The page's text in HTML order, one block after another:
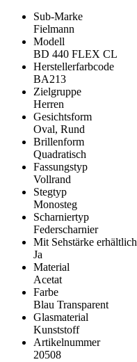
Sub-Marke
Fielmann
Modell
BD 440 FLEX CL
Herstellerfarbcode
BA213
Zielgruppe
Herren
Gesichtsform
Oval, Rund
Brillenform
Quadratisch
Fassungstyp
Vollrand
Stegtyp
Monosteg
Scharniertyp
Federscharnier
Mit Sehstärke erhältlich
Ja
Material
Acetat
Farbe
Blau Transparent
Glasmaterial
Kunststoff
Artikelnummer
20508